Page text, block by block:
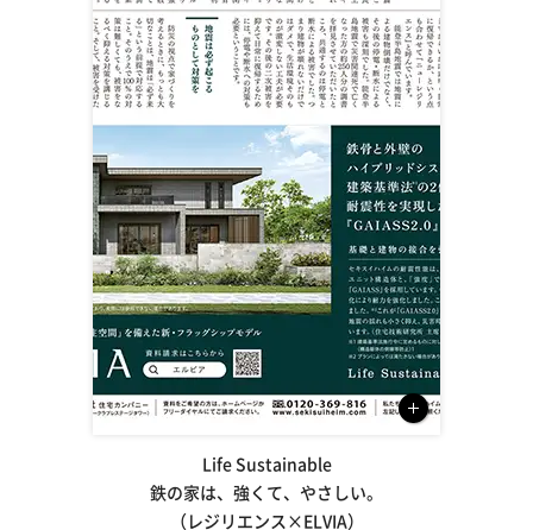
Life Sustainable
鉄の家は、強くて、やさしい。
（レジリエンス×ELVIA）